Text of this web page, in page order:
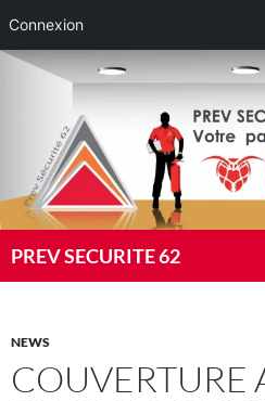
Connexion
Aller
PREV SECURITE 62
NEWS
COUVERTURE